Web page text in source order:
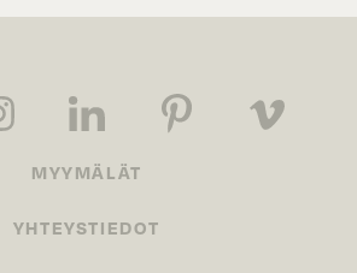
MYYMÄLÄT
YHTEYSTIEDOT